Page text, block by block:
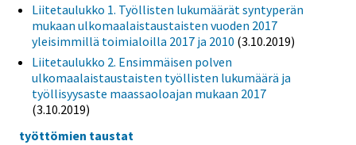
Liitetaulukko 1. Työllisten lukumäärät syntyperän
mukaan ulkomaalaistaustaisten vuoden 2017
yleisimmillä toimialoilla 2017 ja 2010 (3.10.2019)
Liitetaulukko 2. Ensimmäisen polven
ulkomaalaistaustaisten työllisten lukumäärä ja
työllisyysaste maassaoloajan mukaan 2017
(3.10.2019)
työttömien taustat